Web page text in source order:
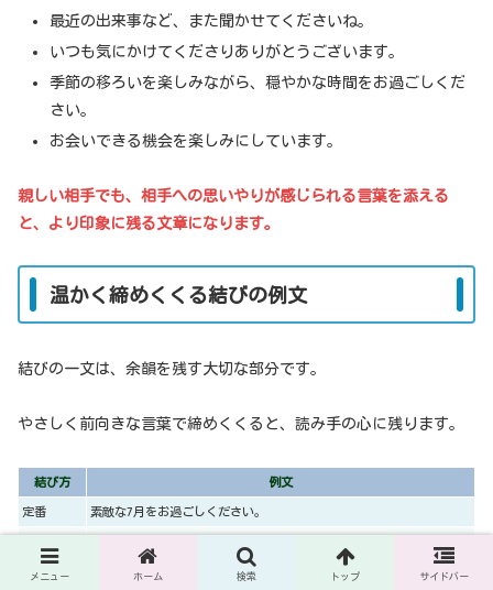
最近の出来事など、また聞かせてくださいね。
いつも気にかけてくださりありがとうございます。
季節の移ろいを楽しみながら、穏やかな時間をお過ごしくだ
さい。
お会いできる機会を楽しみにしています。
親しい相手でも、相手への思いやりが感じられる言葉を添える
と、より印象に残る文章になります。
温かく締めくくる結びの例文
結びの一文は、余韻を残す大切な部分です。
やさしく前向きな言葉で締めくくると、読み手の心に残ります。
結び方 例文
定番 素敵な7月をお過ごしください。
感謝 これからもどうぞよろしくお願いします。
メニュー ホーム 検索 トップ サイドバー